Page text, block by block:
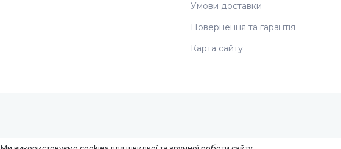
Умови доставки
Повернення та гарантія
Карта сайту